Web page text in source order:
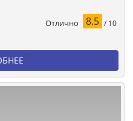
Отлично 8.5 / 10